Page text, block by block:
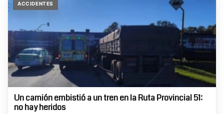
ACCIDENTES
Un camión embistió a un tren en la Ruta Provincial 51:
no hay heridos